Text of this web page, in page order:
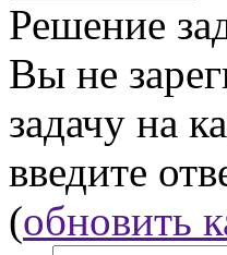
Решение
Вы не
задачу на
введите
(обновить